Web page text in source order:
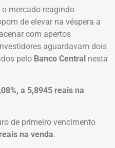
mercado reagindo
de elevar na véspera a
com apertos
aguardavam dois
pelo Banco Central nesta
a 5,8945 reais na
de primeiro vencimento
na venda.